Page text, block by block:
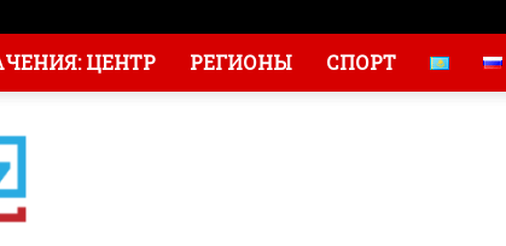
ЦЕНТР РЕГИОНЫ СПОРТ